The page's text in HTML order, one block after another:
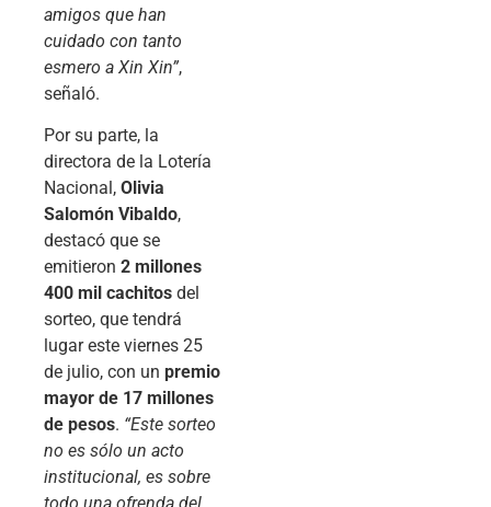
amigos que han
cuidado con tanto
esmero a Xin Xin”,
señaló.
Por su parte, la
directora de la Lotería
Nacional, Olivia
Salomón Vibaldo,
destacó que se
emitieron 2 millones
400 mil cachitos del
sorteo, que tendrá
lugar este viernes 25
de julio, con un premio
mayor de 17 millones
de pesos. “Este sorteo
no es sólo un acto
institucional, es sobre